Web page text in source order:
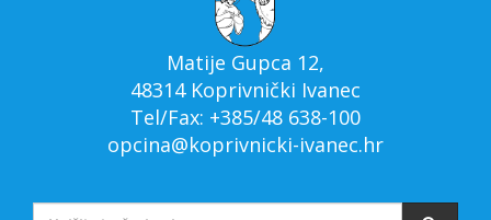
Matije Gupca 12,
48314 Koprivnički Ivanec
Tel/Fax: +385/48 638-100
opcina@koprivnicki-ivanec.hr